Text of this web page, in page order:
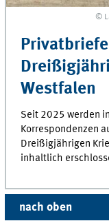
©
Westfalen
Seit 2025 werden
Korrespondenzen
Dreißigjährigen
inhaltlich
nach oben